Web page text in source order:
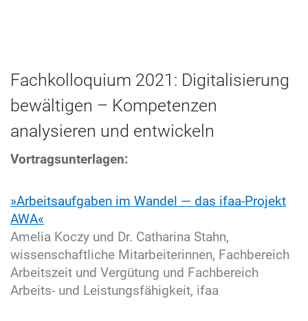
Fachkolloquium 2021: Digitalisierung
bewältigen – Kompetenzen
analysieren und entwickeln
Vortragsunterlagen:
»Arbeitsaufgaben im Wandel — das ifaa-Projekt
AWA«
Amelia Koczy und Dr. Catharina Stahn,
wissenschaftliche Mitarbeiterinnen, Fachbereich
Arbeitszeit und Vergütung und Fachbereich
Arbeits- und Leistungsfähigkeit, ifaa